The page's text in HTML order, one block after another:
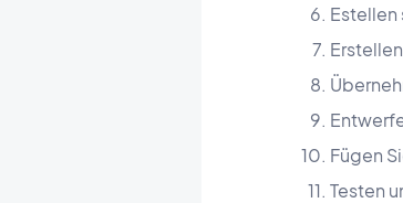
Estellen
Fügen
Testen